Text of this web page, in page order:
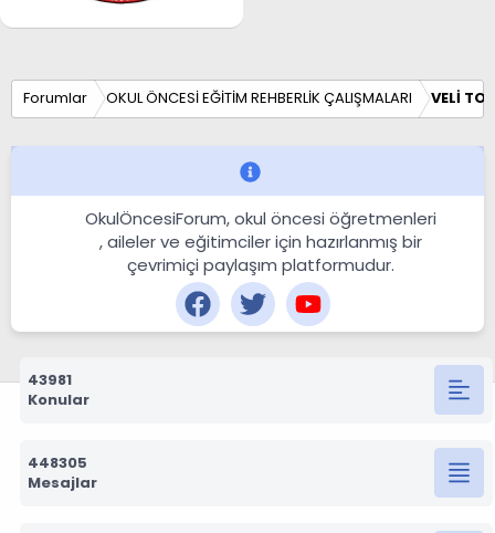
Forumlar OKUL ÖNCESİ EĞİTİM REHBERLİK ÇALIŞMALARI VELİ
OkulÖncesiForum, okul öncesi öğretmenleri
, aileler ve eğitimciler için hazırlanmış bir
çevrimiçi paylaşım platformudur.
43981
Konular
448305
Mesajlar